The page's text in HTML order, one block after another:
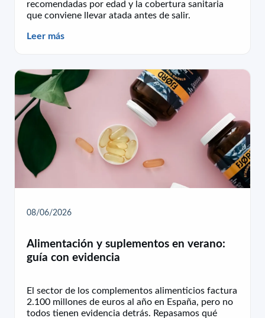
recomendadas por edad y la cobertura sanitaria
que conviene llevar atada antes de salir.
Leer más
08/06/2026
Alimentación y suplementos en verano:
guía con evidencia
El sector de los complementos alimenticios factura
2.100 millones de euros al año en España, pero no
todos tienen evidencia detrás. Repasamos qué